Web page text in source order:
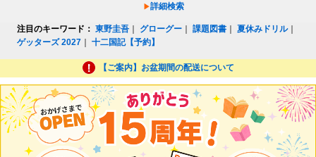
詳細検索
注目のキーワード： 東野圭吾 グローグー ｜課題図書 ｜夏休みドリル｜
ゲッターズ 2027 ｜十二国記【予約】
【ご案内】お盆期間の配送について